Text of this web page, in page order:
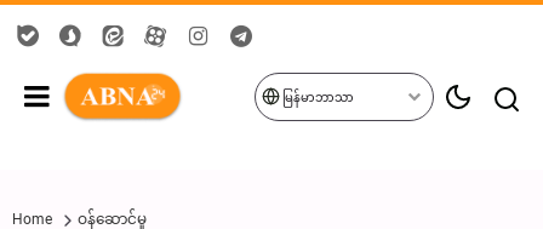
မြန်မာဘာသာ
Home ဝန်ဆောင်မှု